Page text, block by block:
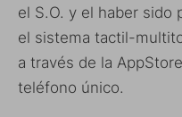
el S.O. y el haber sido
el sistema tactil-
a través de la
teléfono único.